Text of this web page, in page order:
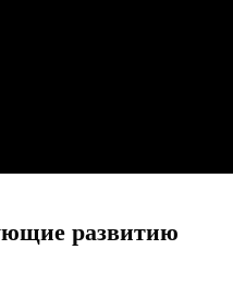
развитию